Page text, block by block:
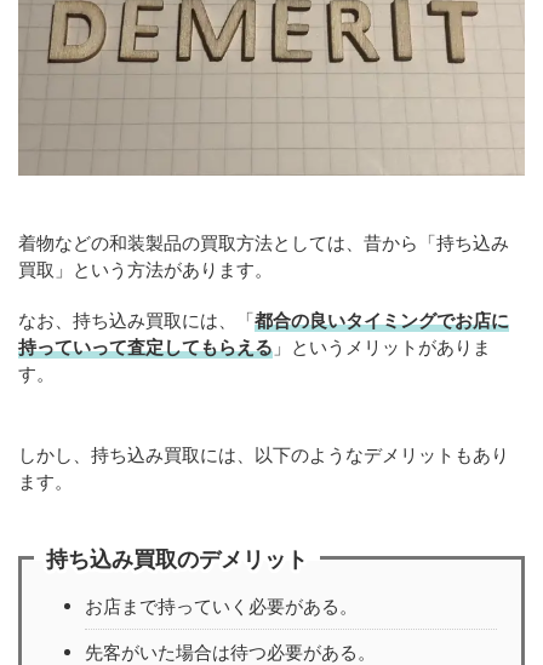
着物などの和装製品の買取方法としては、昔から「持ち込み
買取」という方法があります。
なお、持ち込み買取には、「都合の良いタイミングでお店に
持っていって査定してもらえる 」というメリットがありま
す。
しかし、持ち込み買取には、以下のようなデメリットもあり
ます。
持ち込み買取のデメリット
お店まで持っていく必要がある。
先客がいた場合は待つ必要がある。